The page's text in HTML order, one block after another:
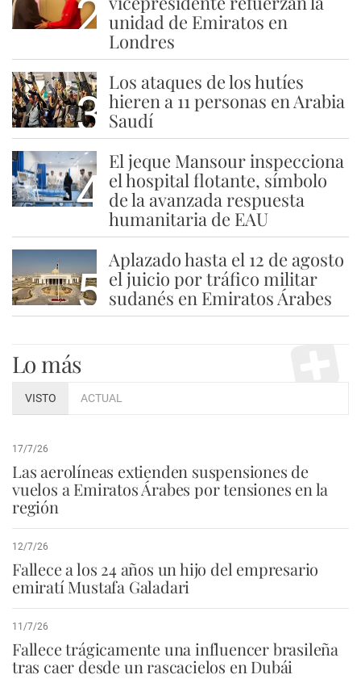
2 unidad de Emiratos en
Londres
3
Los ataques de los hutíes
hieren a 11 personas en Arabia
Saudí
4
El jeque Mansour inspecciona
el hospital flotante, símbolo
de la avanzada respuesta
humanitaria de EAU
5
Aplazado hasta el 12 de agosto
el juicio por tráfico militar
sudanés en Emiratos Árabes
Lo más
VISTO ACTUAL
17/7/26
Las aerolíneas extienden suspensiones de
vuelos a Emiratos Árabes por tensiones en la
región
12/7/26
Fallece a los 24 años un hijo del empresario
emiratí Mustafa Galadari
11/7/26
Fallece trágicamente una influencer brasileña
tras caer desde un rascacielos en Dubái